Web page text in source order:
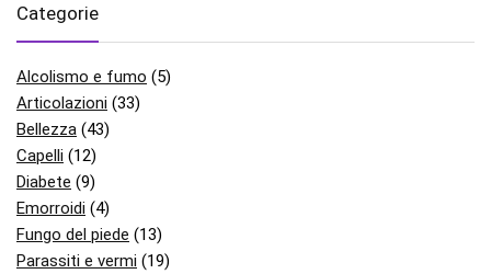
Categorie
Alcolismo e fumo (5)
Articolazioni (33)
Bellezza (43)
Capelli (12)
Diabete (9)
Emorroidi (4)
Fungo del piede (13)
Parassiti e vermi (19)